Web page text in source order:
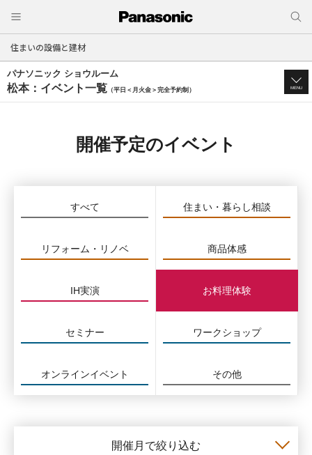
住まいの設備と建材
パナソニック ショウルーム
松本：イベント一覧 （平日＜月火金＞完全予約制） MENU
開催予定のイベント
すべて 住まい・暮らし相談
リフォーム・リノベ 商品体感
IH実演 お料理体験
セミナー ワークショップ
オンラインイベント その他
開催月で絞り込む